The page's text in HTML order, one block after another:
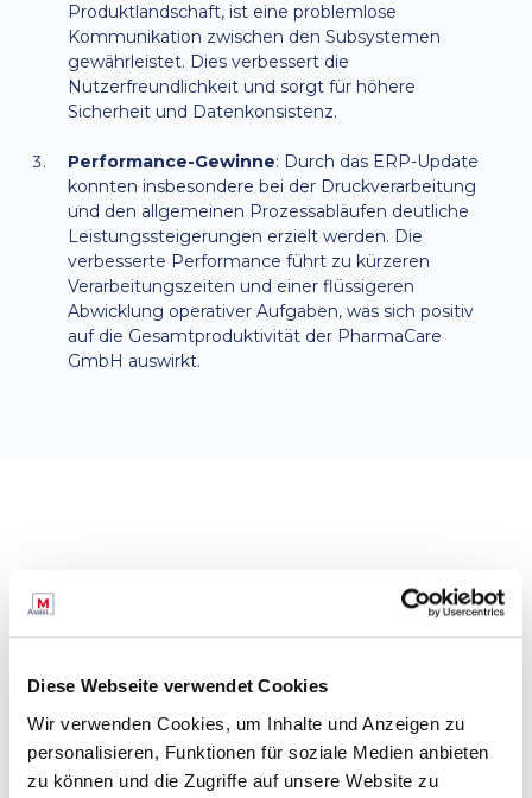
Diese Webseite verwendet Cookies
Wir verwenden Cookies, um Inhalte und Anzeigen zu
personalisieren, Funktionen für soziale Medien anbieten
zu können und die Zugriffe auf unsere Website zu
Produktlandschaft, ist eine problemlose
Kommunikation zwischen den Subsystemen
gewährleistet. Dies verbessert die
Nutzerfreundlichkeit und sorgt für höhere
Sicherheit und Datenkonsistenz.
Performance-Gewinne: Durch das ERP-Update
konnten insbesondere bei der Druckverarbeitung
und den allgemeinen Prozessabläufen deutliche
Leistungssteigerungen erzielt werden. Die
verbesserte Performance führt zu kürzeren
Verarbeitungszeiten und einer flüssigeren
Abwicklung operativer Aufgaben, was sich positiv
auf die Gesamtproduktivität der PharmaCare
GmbH auswirkt.